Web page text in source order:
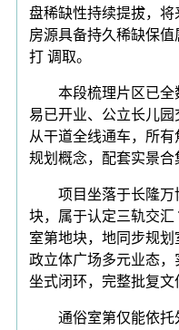
盘稀缺性持续提拔，
房源具备持久稀缺保
打 调取。
本段梳理片区已全
易已开业、公立长儿园
从干道全线通车，所
规划概念，配套实景合
项目坐落于长隆万
块，属于认定三轨交
室第地块，地同步规
政立体广场多元业态
坐式闭环，完整批复文
通俗室第仅能依托